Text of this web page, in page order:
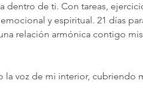
dentro de ti. Con tareas,
y espiritual. 21 días
relación armónica contigo
la voz de mi interior, cubriendo